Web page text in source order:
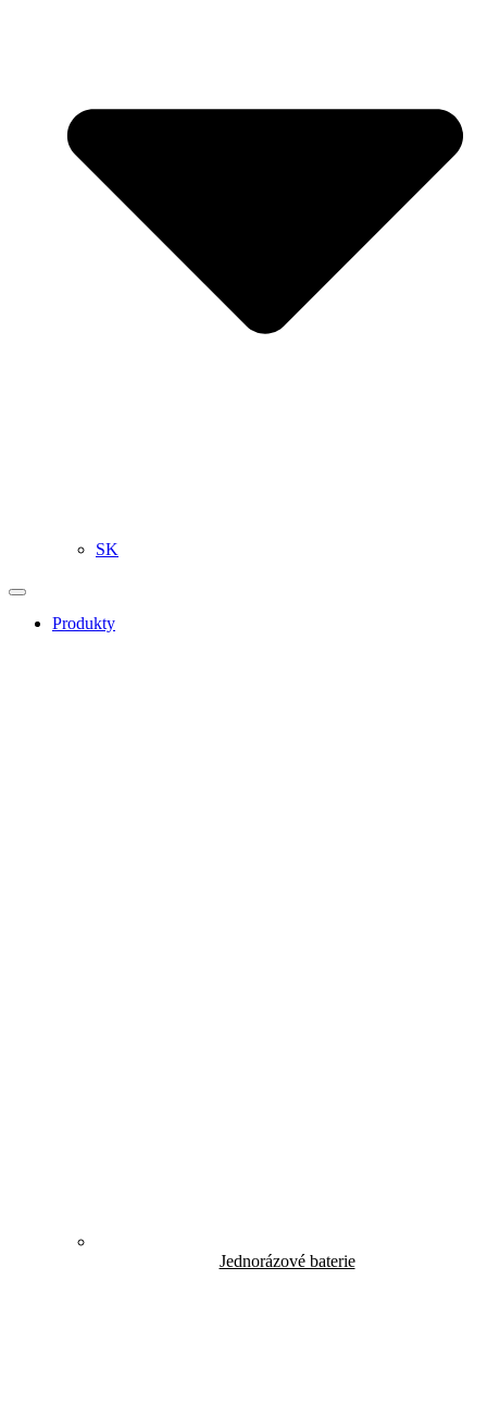
SK
Produkty
Jednorázové baterie